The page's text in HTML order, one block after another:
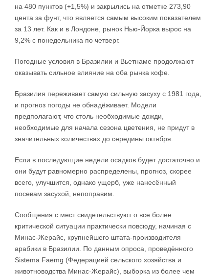
на 480 пунктов (+1,5%) и закрылись на отметке 273,90
цента за фунт, что является самым высоким показателем
за 13 лет. Как и в Лондоне, рынок Нью-Йорка вырос на
9,2% с понедельника по четверг.
Погодные условия в Бразилии и Вьетнаме продолжают
оказывать сильное влияние на оба рынка кофе.
Бразилия переживает самую сильную засуху с 1981 года,
и прогноз погоды не обнадёживает. Модели
предполагают, что столь необходимые дожди,
необходимые для начала сезона цветения, не придут в
значительных количествах до середины октября.
Если в последующие недели осадков будет достаточно и
они будут равномерно распределены, прогноз, скорее
всего, улучшится, однако ущерб, уже нанесённый
посевам засухой, непоправим.
Сообщения с мест свидетельствуют о все более
критической ситуации практически повсюду, начиная с
Минас-Жерайс, крупнейшего штата-производителя
арабики в Бразилии. По данным опроса, проведённого
Sistema Faemg (Федерацией сельского хозяйства и
животноводства Минас-Жерайс), выборка из более чем